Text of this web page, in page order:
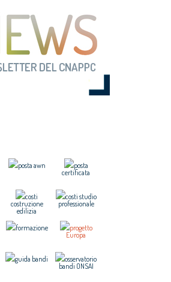
posta awn
posta
certificata
costi
costruzione
edilizia
costi studio
professionale
formazione
progetto
Europa
guida bandi
osservatorio
bandi ONSAI